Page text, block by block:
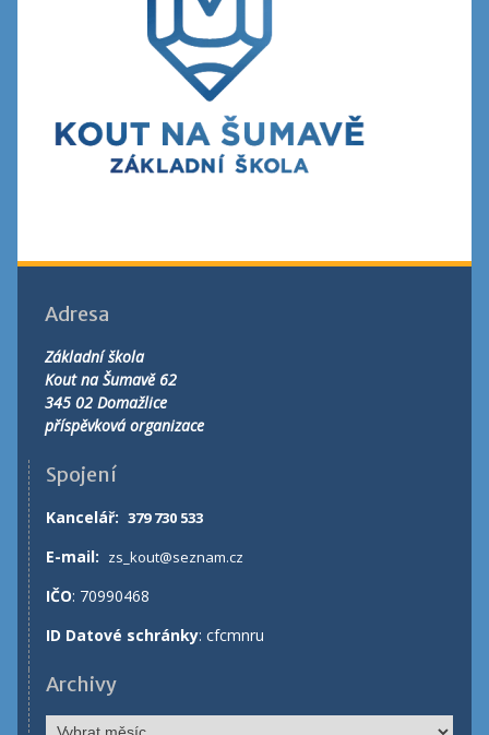
Adresa
Základní škola
Kout na Šumavě 62
345 02 Domažlice
příspěvková organizace
Spojení
Kancelář: 379 730 533
E-mail: zs_kout@seznam.cz
IČO: 70990468
ID Datové schránky: cfcmnru
Archivy
Archivy